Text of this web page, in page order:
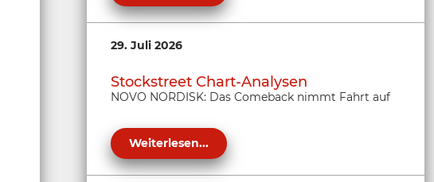
29. Juli 2026
Stockstreet Chart-Analysen
NOVO NORDISK: Das Comeback nimmt Fahrt auf
Weiterlesen...